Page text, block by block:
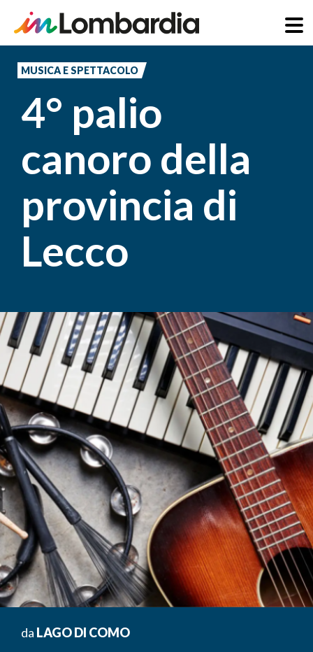
principale
MUSICA E SPETTACOLO
4° palio
canoro della
provincia di
Lecco
da LAGO DI COMO